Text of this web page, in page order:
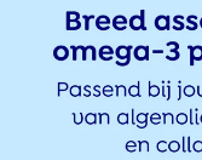
christel